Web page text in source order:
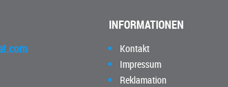
INFORMATIONEN
Kontakt
Impressum
Reklamation